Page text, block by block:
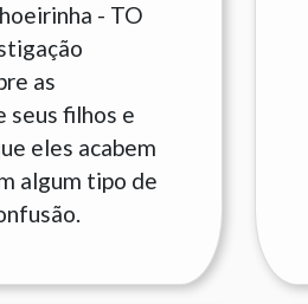
- TO
as
seus filhos e
eles acabem
algum tipo de